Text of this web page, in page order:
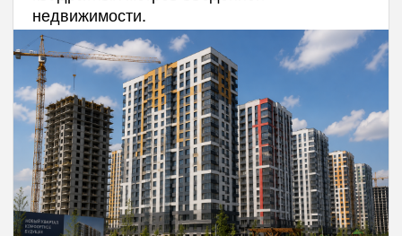
недвижимости.